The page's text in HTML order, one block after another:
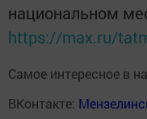
национальном
https://max.ru/
Самое интересное в
ВКонтакте: